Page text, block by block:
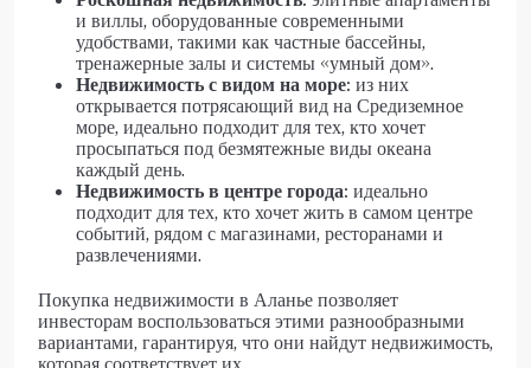
и виллы, оборудованные современными
удобствами, такими как частные бассейны,
тренажерные залы и системы «умный дом».
Недвижимость с видом на море: из них
открывается потрясающий вид на Средиземное
море, идеально подходит для тех, кто хочет
просыпаться под безмятежные виды океана
каждый день.
Недвижимость в центре города: идеально
подходит для тех, кто хочет жить в самом центре
событий, рядом с магазинами, ресторанами и
развлечениями.
Покупка недвижимости в Аланье позволяет
инвесторам воспользоваться этими разнообразными
вариантами, гарантируя, что они найдут недвижимость,